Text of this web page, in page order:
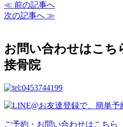
≪ 前の記事へ
次の記事へ ≫
お問い合わせはこち
接骨院
ご予約・お問い合わせはこちら